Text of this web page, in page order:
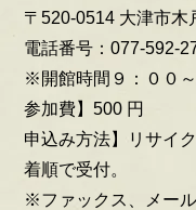
〒520-0514 大津市木
電話番号：077-592-
※開館時間９：００
参加費】500 円
申込み方法】リサイ
着順で受付。
※ファックス、メール